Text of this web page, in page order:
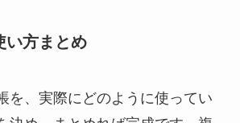
い方まとめ
を、実際にどのように使ってい